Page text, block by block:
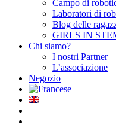
Campo di
Laboratori di
Blog delle
GIRLS IN
Chi siamo?
I nostri Partner
L’associazione
Negozio